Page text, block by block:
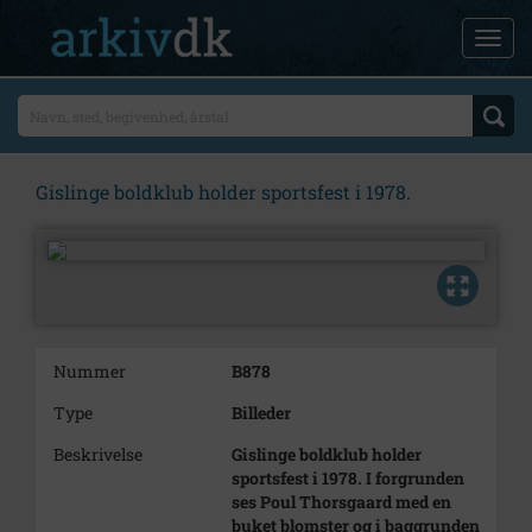
Gislinge boldklub holder sportsfest i 1978.
Nummer
B878
Type
Billeder
Beskrivelse
Gislinge boldklub holder
sportsfest i 1978. I forgrunden
ses Poul Thorsgaard med en
buket blomster og i baggrunden